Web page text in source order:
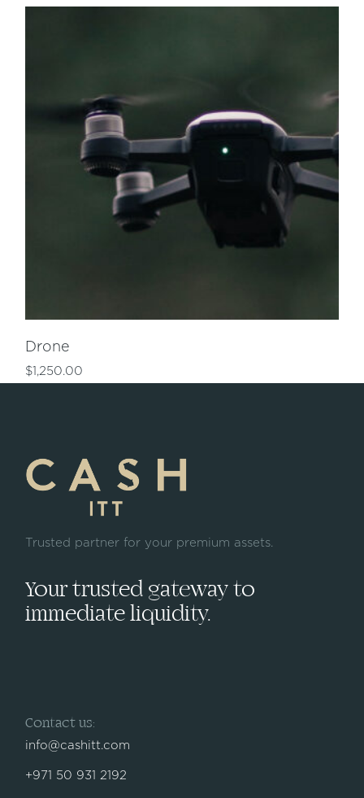
Drone
$1,250.00
Trusted partner for your premium assets.
Your trusted gateway to
immediate liquidity.
Contact us:
info@cashitt.com
+971 50 931 2192